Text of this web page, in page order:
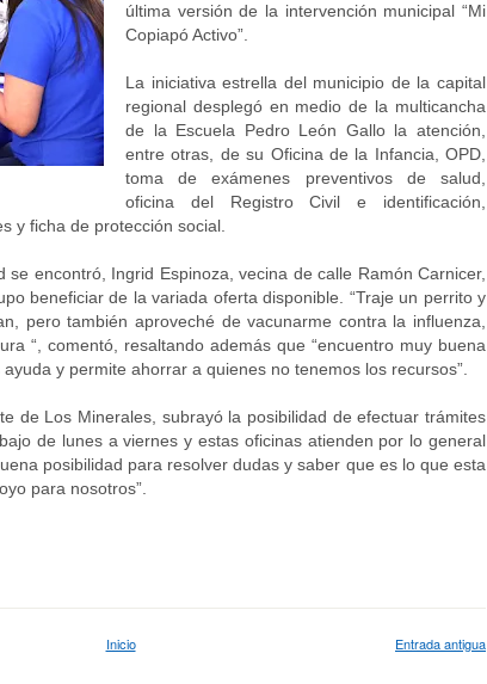
última versión de la intervención municipal “Mi
Copiapó Activo”.
La iniciativa estrella del municipio de la capital
regional desplegó en medio de la multicancha
de la Escuela Pedro León Gallo la atención,
entre otras, de su Oficina de la Infancia, OPD,
toma de exámenes preventivos de salud,
oficina del Registro Civil e identificación,
y ficha de protección social.
encontró, Ingrid Espinoza, vecina de calle Ramón Carnicer,
beneficiar de la variada oferta disponible. “Traje un perrito y
pero también aproveché de vacunarme contra la influenza,
“, comentó, resaltando además que “encuentro muy buena
y permite ahorrar a quienes no tenemos los recursos”.
de Los Minerales, subrayó la posibilidad de efectuar trámites
de lunes a viernes y estas oficinas atienden por lo general
posibilidad para resolver dudas y saber que es lo que esta
para nosotros”.
Entrada antigua
Inicio